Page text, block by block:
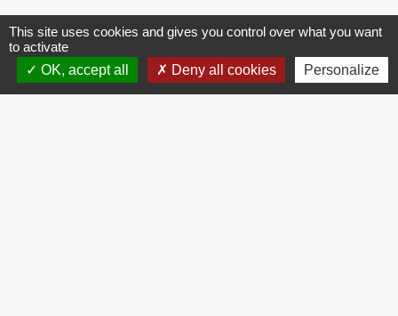
Contacts
This site uses cookies and gives you control over what you want
to activate
OK, accept all
Deny all cookies Personalize